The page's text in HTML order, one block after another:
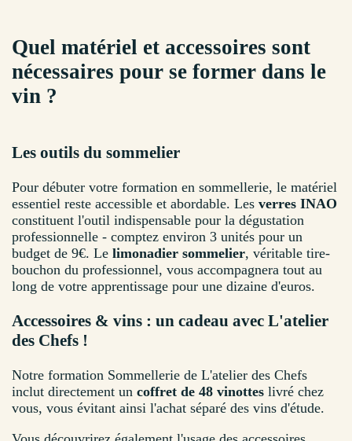
Quel matériel et accessoires sont
nécessaires pour se former dans le
vin ?
Les outils du sommelier
Pour débuter votre formation en sommellerie, le matériel
essentiel reste accessible et abordable. Les verres INAO
constituent l'outil indispensable pour la dégustation
professionnelle - comptez environ 3 unités pour un
budget de 9€. Le limonadier sommelier, véritable tire-
bouchon du professionnel, vous accompagnera tout au
long de votre apprentissage pour une dizaine d'euros.
Accessoires & vins : un cadeau avec L'atelier
des Chefs !
Notre formation Sommellerie de L'atelier des Chefs
inclut directement un coffret de 48 vinottes livré chez
vous, vous évitant ainsi l'achat séparé des vins d'étude.